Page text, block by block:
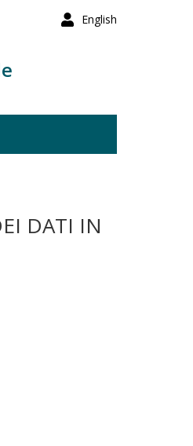
English
DATI IN